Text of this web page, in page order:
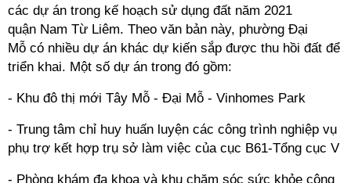
các dự án trong kế hoạch sử dụng đất năm 2021
quận Nam Từ Liêm. Theo văn bản này, phường Đại
Mỗ có nhiều dự án khác dự kiến sắp được thu hồi đất để
triển khai. Một số dự án trong đó gồm:
- Khu đô thị mới Tây Mỗ - Đại Mỗ - Vinhomes Park
- Trung tâm chỉ huy huấn luyện các công trình nghiệp vụ
phụ trợ kết hợp trụ sở làm việc của cục B61-Tổng cục V
- Phòng khám đa khoa và khu chăm sóc sức khỏe cộng